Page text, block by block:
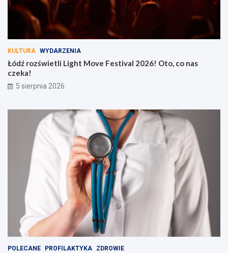
KULTURA WYDARZENIA
Łódź rozświetli Light Move Festival 2026! Oto, co nas
czeka!
5 sierpnia 2026
POLECANE PROFILAKTYKA ZDROWIE